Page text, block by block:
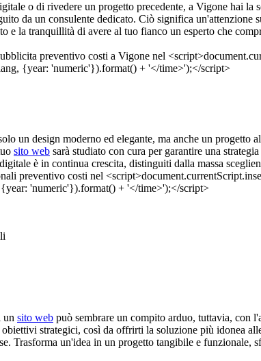
o di rivedere un progetto precedente, a Vigone hai la
da un consulente dedicato. Ciò significa
e la tranquillità di avere al tuo fianco un esperto che
un design moderno ed elegante, ma anche un progetto
sito web sarà studiato con cura per garantire una
è in continua crescita, distinguiti dalla massa
un sito web può sembrare un compito arduo, tuttavia, con
strategici, così da offrirti la soluzione più idonea
Trasforma un'idea in un progetto tangibile e funzionale,